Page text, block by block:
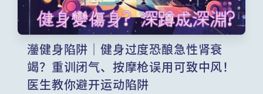
灐健身陷阱｜健身过度恐酿急性肾衰
竭？重训闭气、按摩枪误用可致中风！
医生教你避开运动陷阱